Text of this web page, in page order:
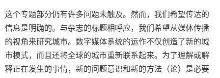
这个专题部分仍有许多问题未触及。然而，我们希望传达的
信息是明确的。与杂志的标题相呼应，我们希望从媒体传播
的视角来研究城市。数字媒体系统的运作不仅创造了新的城
市模式，而且还将全球的城市重新联系起来。为了理解或解
释正在发生的事情，新的问题意识和新的方法（论）是必要